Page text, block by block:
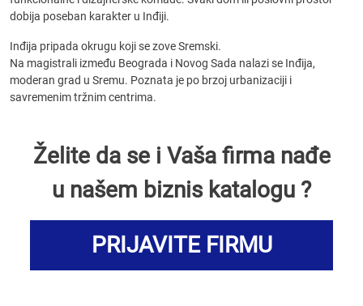
dobija poseban karakter u Inđiji.
Inđija pripada okrugu koji se zove Sremski.
Na magistrali između Beograda i Novog Sada nalazi se Inđija,
moderan grad u Sremu. Poznata je po brzoj urbanizaciji i
savremenim tržnim centrima.
Želite da se i Vaša firma nađe
u našem biznis katalogu ?
PRIJAVITE FIRMU